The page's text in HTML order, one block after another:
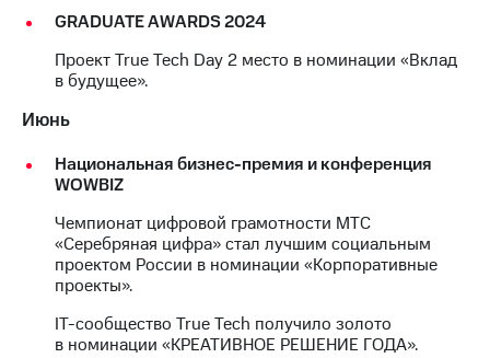
Описание
Еврооблигации-2023
Уведомление
облигаций
Другое
Регистратор
Реквизиты
Контакты
развитие
деловая этика
На главную
GRADUATE AWARDS 2024
Проект True Tech Day 2 место в номинации «Вклад
в будущее».
Июнь
Национальная бизнес-премия и конференция
WOWBIZ
Чемпионат цифровой грамотности МТС
«Серебряная цифра» стал лучшим социальным
проектом России в номинации «Корпоративные
проекты».
IT-сообщество True Tech получило золото
в номинации «КРЕАТИВНОЕ РЕШЕНИЕ ГОДА».